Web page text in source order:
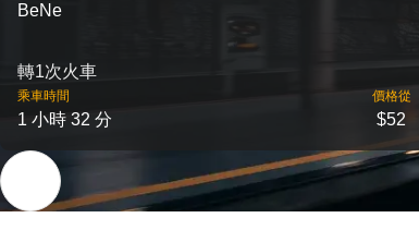
BeNe
轉1次火車
乘車時間
1 小時 32 分
價格從
$52